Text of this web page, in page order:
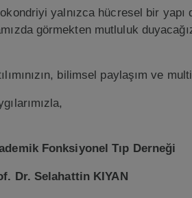
yalnızca hücresel bir
görmekten mutluluk
bilimsel paylaşım ve
Fonksiyonel Tıp Derneği
Dr. Selahattin KIYAN